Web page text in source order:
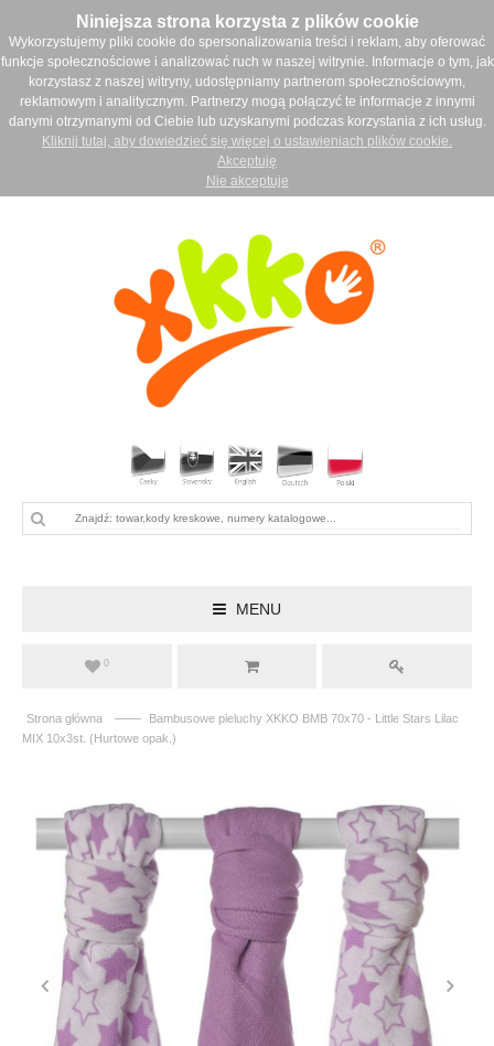
Niniejsza strona korzysta z plików cookie
Wykorzystujemy pliki cookie do spersonalizowania treści i reklam, aby oferować
funkcje społecznościowe i analizować ruch w naszej witrynie. Informacje o tym, jak
korzystasz z naszej witryny, udostępniamy partnerom społecznościowym,
reklamowym i analitycznym. Partnerzy mogą połączyć te informacje z innymi
danymi otrzymanymi od Ciebie lub uzyskanymi podczas korzystania z ich usług.
Kliknij tutaj, aby dowiedzieć się więcej o ustawieniach plików cookie.
Akceptuję
Nie akceptuje
MENU
0
Strona główna ——
Bambusowe pieluchy XKKO BMB 70x70 - Little Stars Lilac
MIX 10x3st. (Hurtowe opak.)